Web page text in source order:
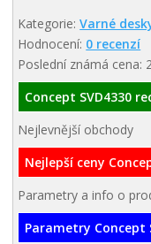
Kategorie:Varné
Hodnocení: 0 recenzí
Poslední známá cena:
Concept SVD4330
Nejlevnější obchody
Nejlepší ceny
Parametry a info o
Parametry Concept